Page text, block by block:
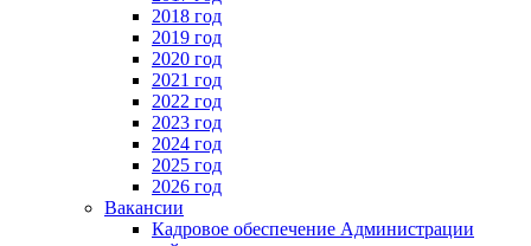
2018 год
2019 год
2020 год
2021 год
2022 год
2023 год
2024 год
2025 год
2026 год
Вакансии
Кадровое обеспечение Администрации